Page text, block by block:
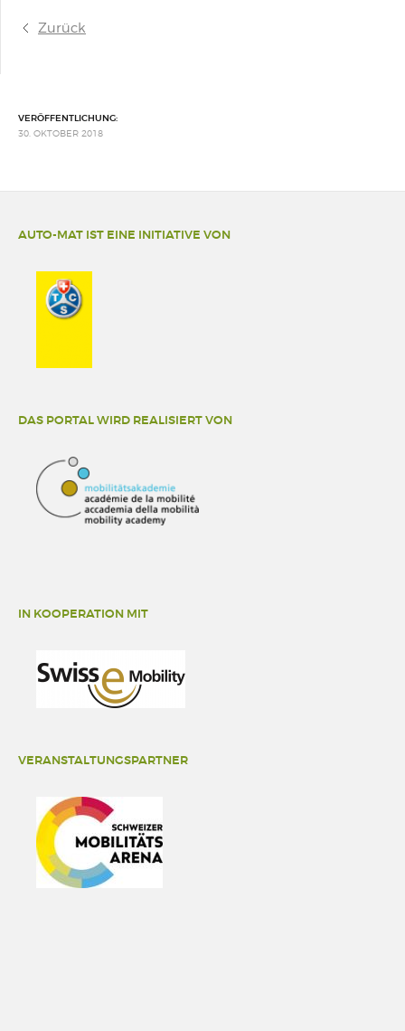
Zurück
VERÖFFENTLICHUNG:
30. OKTOBER 2018
AUTO-MAT IST EINE INITIATIVE VON
DAS PORTAL WIRD REALISIERT VON
IN KOOPERATION MIT
VERANSTALTUNGSPARTNER